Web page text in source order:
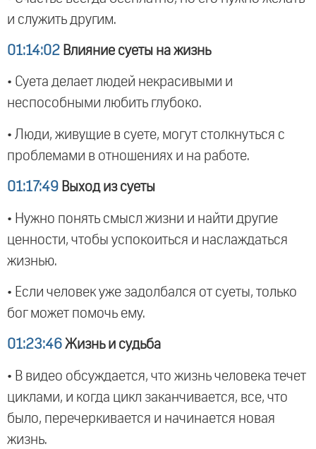
и служить другим.
01:14:02 Влияние суеты на жизнь
• Суета делает людей некрасивыми и
неспособными любить глубоко.
• Люди, живущие в суете, могут столкнуться с
проблемами в отношениях и на работе.
01:17:49 Выход из суеты
• Нужно понять смысл жизни и найти другие
ценности, чтобы успокоиться и наслаждаться
жизнью.
• Если человек уже задолбался от суеты, только
бог может помочь ему.
01:23:46 Жизнь и судьба
• В видео обсуждается, что жизнь человека течет
циклами, и когда цикл заканчивается, все, что
было, перечеркивается и начинается новая
жизнь.